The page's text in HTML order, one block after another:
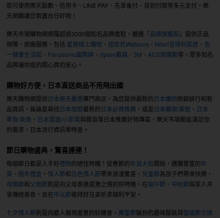
款可使用樂天點數、信用卡、LINE PAY、先享後付、貨到付款等多元支付，樂
天網購讓您買盡台日好物！
樂天市場購物網網羅超過3000個知名品牌進駐，嚴選「品牌旗艦館 」提供正品
保障、原廠服務，包括 愛買線上購物 、 屈臣氏Watsons 、 Nitori宜得利家居 、 杏
一健康生活館 、 Panasonic國際牌 、dyson戴森 、 3M 、 ACS跨運動等，眾多知名
品牌讓你逛的開心買的安心。
購物好方便，日本直送商品不用飛出國
樂天購物網提供日本樂天嚴選專門商店，為您提供最新的日本購物熱銷排行和新
品資訊，無論是尋找日本旅遊最新的日本必買推薦 ，或是日本藥妝/美粧 、 日本
零食/美食 、 日本電器/小家電與雜貨等日本推薦好物專區，樂天市場都能滿足你
的需求，日本流行資訊零時差。
節日購物盛典，驚喜連連！
每個節日都是入手好禮物的絕佳時機！從春節的年貨大街開始，選購豐富的年
菜 、 過年禮盒 。情人節和白色情人節帶來浪漫驚喜， 兒童節為孩子們帶來快樂，
母親節和父親節則是向父母表達感激之情的好時機。在端午節 、 中秋節與家人共
享傳統美食，並在中元節敬拜好兄弟祈求順利平安。
七夕情人節則是向愛人展現愛意的好機會。 萬聖節裝扮的趣味服裝與聖誕節交換